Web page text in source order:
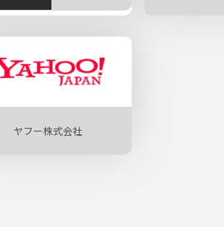
ヤフー株式会社